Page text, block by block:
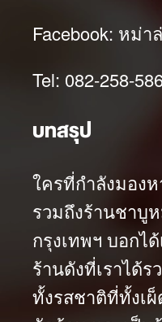
Facebook: หม่า
Tel: 082-258-
บทสรุป
ใครที่กำลังมอง
รวมถึงร้านชาบู
กรุงเทพฯ บอกไ
ร้านดังที่เราได้
ทั้งรสชาติที่ทั้งเ